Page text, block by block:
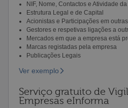
NIF, Nome, Contactos e Atividade
Estrutura Legal e de Capital
Acionistas e Participações em
Gestores e respetivas ligações a
Mercados em que a empresa está
Marcas registadas pela empresa
Publicações Legais
Ver exemplo
Serviço gratuito de
Empresas eInforma